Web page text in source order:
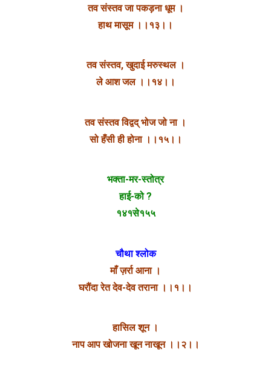
तव संस्तव जा पकड़ना धूम ।
हाथ मासूम ।।१३।।
तव संस्तव, खुदाई मरुस्थल ।
ले आश जल ।।१४।।
तव संस्तव विद्वद् भोज जो ना ।
सो हँसी ही होना ।।१५।।
भक्ता-मर-स्तोत्र
हाई-को ?
१४१से१५५
चौथा श्लोक
माँ ज़र्रा आना ।
घरौंदा रेत देव-देव तराना ।।१।।
हासिल शून ।
नाप आप खोजना खून नाखून ।।२।।